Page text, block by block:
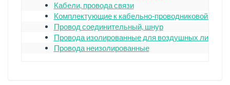
Кабели, провода связи
Комплектующие к кабельно-проводниковой
Провод соединительный, шнур
Провода изолированные для воздушных линий
Провода неизолированные